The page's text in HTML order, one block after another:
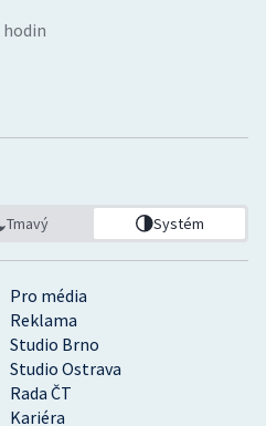
Pro média
Reklama
Studio Brno
Studio Ostrava
Rada ČT
Kariéra
hodin
Tmavý Systém